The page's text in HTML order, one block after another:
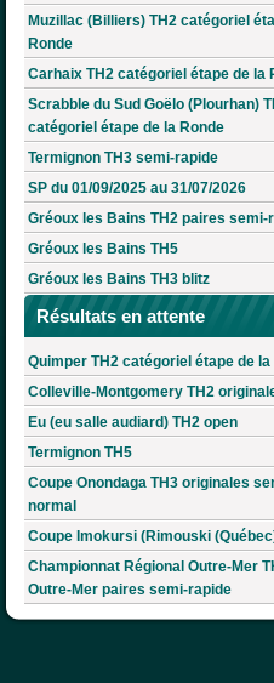
Muzillac (Billiers) TH2 catégoriel
Ronde
Carhaix TH2 catégoriel étape de la
Scrabble du Sud Goëlo (Plourhan)
catégoriel étape de la Ronde
Termignon TH3 semi-rapide
SP du 01/09/2025 au 31/07/2026
Gréoux les Bains TH2 paires semi-
Gréoux les Bains TH5
Gréoux les Bains TH3 blitz
Résultats en attente
Quimper TH2 catégoriel étape de la
Colleville-Montgomery TH2
Eu (eu salle audiard) TH2 open
Termignon TH5
Coupe Onondaga TH3 originales
normal
Coupe Imokursi (Rimouski
Championnat Régional Outre-Mer
Outre-Mer paires semi-rapide